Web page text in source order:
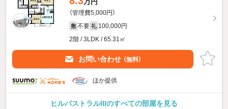
（管理費5,000円）
敷 不要 礼 100,000円
2階 / 3LDK / 65.31㎡
お問い合わせ （無料）
ほか提供
ヒルパストラルIIIのすべての部屋を見る